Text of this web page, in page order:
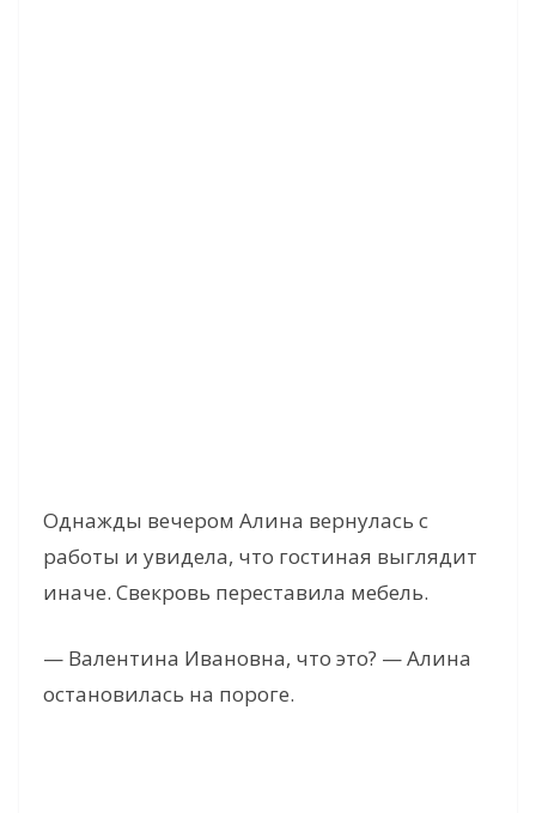
Однажды вечером Алина вернулась с
работы и увидела, что гостиная выглядит
иначе. Свекровь переставила мебель.
— Валентина Ивановна, что это? — Алина
остановилась на пороге.